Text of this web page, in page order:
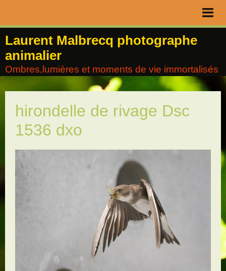
Page d'accueil
Livre d'or
Contact
Album
Agenda
Blog
Laurent Malbrecq photographe
animalier
Ombres,lumières et moments de vie immortalisés
hirondelle de rivage Dsc
1536 dxo